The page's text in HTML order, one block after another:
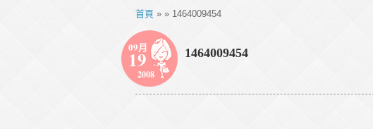
首頁 » » 1464009454
09月
19
2008
1464009454